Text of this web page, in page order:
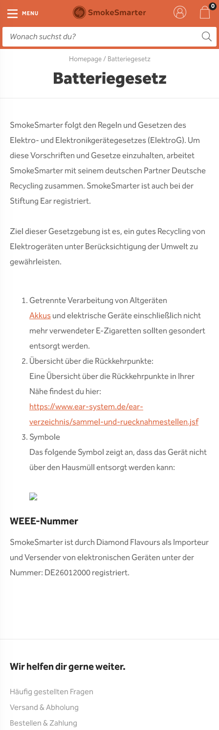
MENU E-Zigarette
E-Zigaretten Starter-Sets
Coils
Akkus
Einweg
Einweg Vape
Einweg Pod Akku
Liquids
E-Liquid
Zubehör
Clearomizer
Akkus
Ladegeräte
Ersatzgläser
Sonstiges
DIY
Aromen
Liquid Flaschen
Homepage/ Batteriegesetz
Batteriegesetz
SmokeSmarter folgt den Regeln und Gesetzen des
Elektro- und Elektronikgerätegesetzes (ElektroG). Um
diese Vorschriften und Gesetze einzuhalten, arbeitet
SmokeSmarter mit seinem deutschen Partner Deutsche
Recycling zusammen. SmokeSmarter ist auch bei der
Stiftung Ear registriert.
Ziel dieser Gesetzgebung ist es, ein gutes Recycling von
Elektrogeräten unter Berücksichtigung der Umwelt zu
gewährleisten.
Getrennte Verarbeitung von Altgeräten
Akkusund elektrische Geräte einschließlich nicht
mehr verwendeter E-Zigaretten sollten gesondert
entsorgt werden.
Übersicht über die Rückkehrpunkte:
Eine Übersicht über die Rückkehrpunkte in Ihrer
Nähe findest du hier:
https://www.ear-system.de/ear-
verzeichnis/sammel-und-ruecknahmestellen.jsf
Symbole
Das folgende Symbol zeigt an, dass das Gerät nicht
über den Hausmüll entsorgt werden kann:
WEEE-Nummer
SmokeSmarter ist durch Diamond Flavours als Importeur
und Versender von elektronischen Geräten unter der
Nummer: DE26012000 registriert.
Wir helfen dir gerne weiter.
Häufig gestellten Fragen
Versand & Abholung
Bestellen & Zahlung